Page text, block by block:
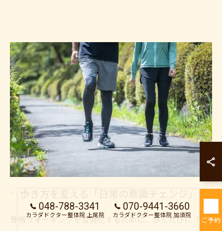
骨格ウォーキングを習慣化するために、歩くたびに「特
048-788-3341
カラダドクター整体院 上尾院
070-9441-3660
カラダドクター整体院 加須院
ご予約
カラダドクター整
カラダドクター